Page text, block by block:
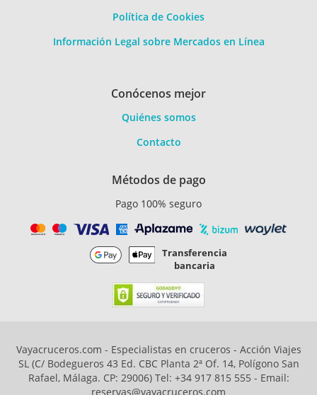
Política de Cookies
Información Legal sobre Mercados en Línea
Conócenos mejor
Quiénes somos
Contacto
Métodos de pago
Pago 100% seguro
Transferencia
bancaria
Vayacruceros.com - Especialistas en cruceros - Acción Viajes
SL (C/ Bodegueros 43 Ed. CBC Planta 2ª Of. 14, Polígono San
Rafael, Málaga. CP: 29006) Tel: +34 917 815 555 - Email:
reservas@vayacruceros.com